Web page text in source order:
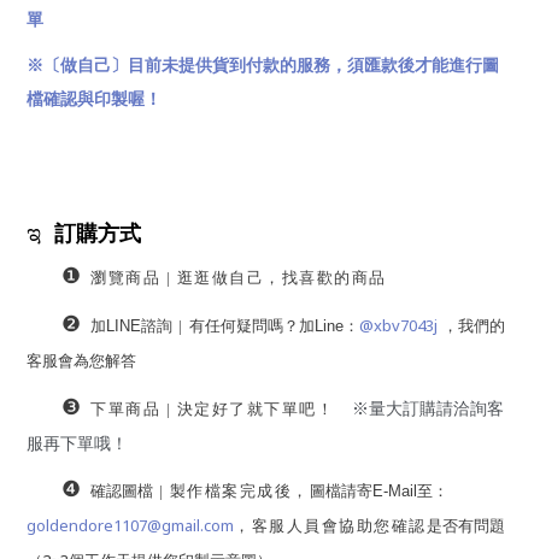
單
※〔做自己〕目前未提供貨到付款的服務，須匯款後才能進行圖
檔確認與印製喔！
ಇ 訂購方式
❶瀏覽商品 | 逛逛做自己，找喜歡的商品
❷ 加LINE諮詢 | 有任何疑問嗎？加Line： @xbv7043j ， 我們的
客服會為您解答
❸ 下單商品 | 決定好了就下單吧！
※量大訂購請洽詢客
服再下單哦！
❹ 確認圖檔 | 製作檔案完成後， 圖檔請寄E-Mail至：
goldendore1107@gmail.com ，客服人員會協助您確認是否有問題